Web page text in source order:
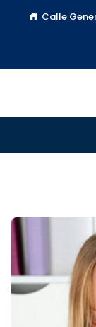
Calle